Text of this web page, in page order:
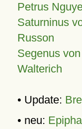
Petrus
Saturninus
Russon
Segenus
Walterich
• Update:
• neu: